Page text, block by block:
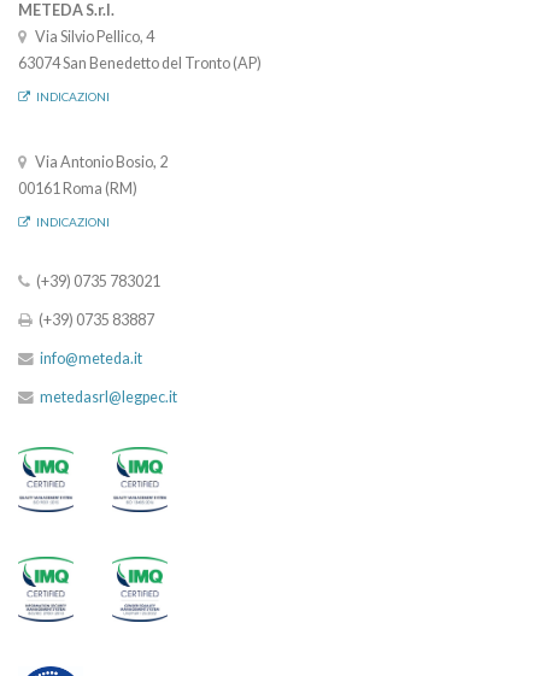
METEDA S.r.l.
Via Silvio Pellico, 4
63074 San Benedetto del Tronto (AP)
INDICAZIONI
Via Antonio Bosio, 2
00161 Roma (RM)
INDICAZIONI
(+39) 0735 783021
(+39) 0735 83887
info@meteda.it
metedasrl@legpec.it